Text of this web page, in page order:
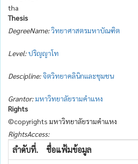
tha
Thesis
DegreeName:วิทยาศาสตรมหาบัณฑิต
Level:ปริญญาโท
Descipline: จิตวิทยาคลินิกและชุมชน
Grantor:มหาวิทยาลัยรามคำแหง
Rights
©copyrights มหาวิทยาลัยรามคำแหง
RightsAccess:
ลำดับที่. ชื่อแฟ้มข้อมูล